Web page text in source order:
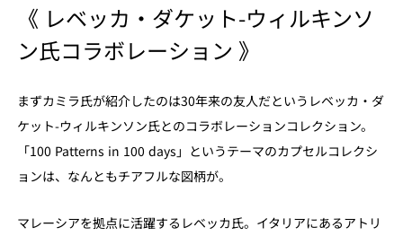
《 レベッカ・ダケット-ウィルキンソ
ン氏コラボレーション 》
まずカミラ氏が紹介したのは30年来の友人だというレベッカ・ダ
ケット-ウィルキンソン氏とのコラボレーションコレクション。
「100 Patterns in 100 days」というテーマのカプセルコレクシ
ョンは、なんともチアフルな図柄が。
マレーシアを拠点に活躍するレベッカ氏。イタリアにあるアトリ